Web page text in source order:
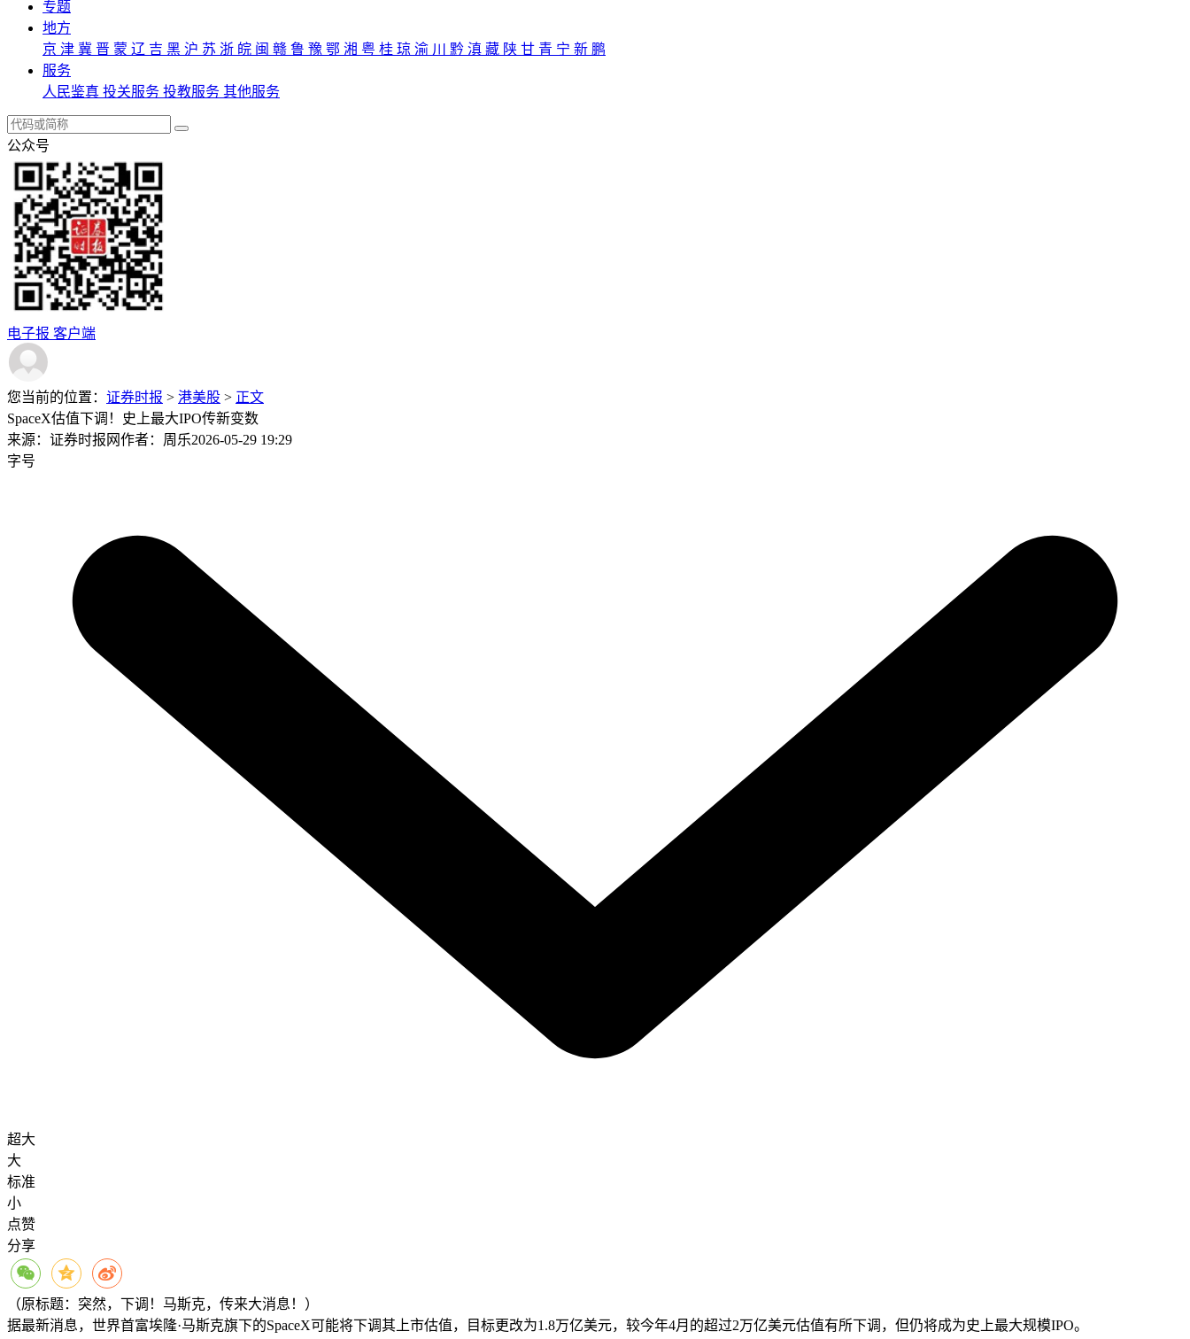
专题
地方
京 津 冀 晋 蒙 辽 吉 黑 沪 苏 浙 皖 闽 赣 鲁 豫 鄂 湘 粤 桂 琼 渝 川 黔 滇 藏 陕 甘 青 宁 新 鹏
服务
人民鉴真 投关服务 投教服务 其他服务
公众号
电子报 客户端
您当前的位置： 证券时报 > 港美股 > 正文
SpaceX估值下调！史上最大IPO传新变数
来源：证券时报网作者：周乐2026-05-29 19:29
字号
超大
大
标准
小
点赞
分享
（原标题：突然，下调！马斯克，传来大消息！）
据最新消息，世界首富埃隆·马斯克旗下的SpaceX可能将下调其上市估值，目标更改为1.8万亿美元，较今年4月的超过2万亿美元估值有所下调，但仍将成为史上最大规模IPO。